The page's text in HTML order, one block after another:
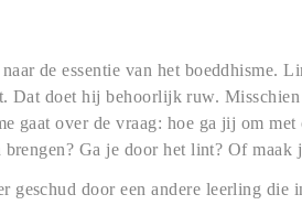
de essentie van het
Dat doet hij behoorlijk ruw.
gaat over de vraag: hoe ga jij om
brengen? Ga je door het lint? Of
geschud door een andere leerling die